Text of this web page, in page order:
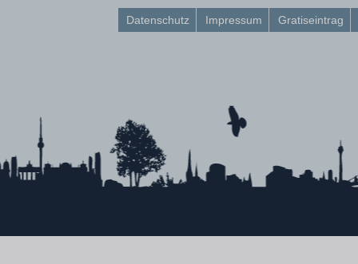
Datenschutz Impressum Gratiseintrag